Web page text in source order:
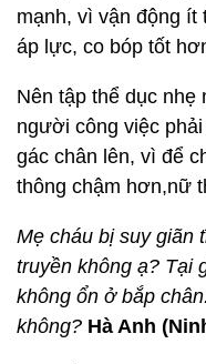
mạnh, vì vận động ít
áp lực, co bóp tốt
Nên tập thể dục nhẹ
người công việc
gác chân lên, vì để
thông chậm hơn,nữ
Mẹ cháu bị suy giãn
truyền không ạ? Tại
không ổn ở bắp
không? Hà Anh